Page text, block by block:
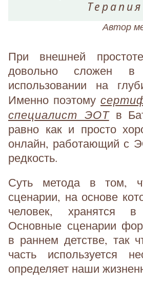
Терапия
Автор
При внешней
довольно сложен
использовании на
Именно поэтому
специалист ЭОТв
равно как и просто
онлайн, работающий с
редкость.
Суть метода в том,
сценарии, на основе
человек, хранятся в
Основные сценарии
в раннем детстве, так
часть используется
определяет наши